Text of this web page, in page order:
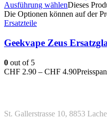
Ausführung wählenDieses
Die Optionen können auf der
Ersatzteile
Geekvape Zeus
0 out of 5
CHF 2.90 – CHF 4.90
St. Gallerstrasse 10, 8853